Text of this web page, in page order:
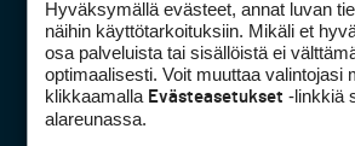
Golfpiste mediakortti
Hyväksymällä evästeet, annat luvan
näihin käyttötarkoituksiin. Mikäli et
osa palveluista tai sisällöistä ei
optimaalisesti. Voit muuttaa valintojasi
klikkaamalla Evästeasetukset -linkkiä
alareunassa.